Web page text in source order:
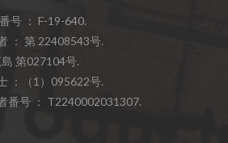
号 ： F-19-640.
： 第 22408543号.
第027104号.
：（1）095622号.
番号 ： T2240002031307.